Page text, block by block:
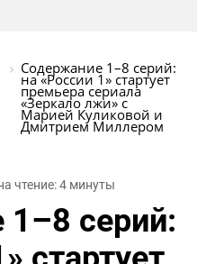
Содержание 1–8 серий:
на «России 1» стартует
премьера сериала
«Зеркало лжи» с
Марией Куликовой и
Дмитрием Миллером
чтение: 4 минуты
серий: